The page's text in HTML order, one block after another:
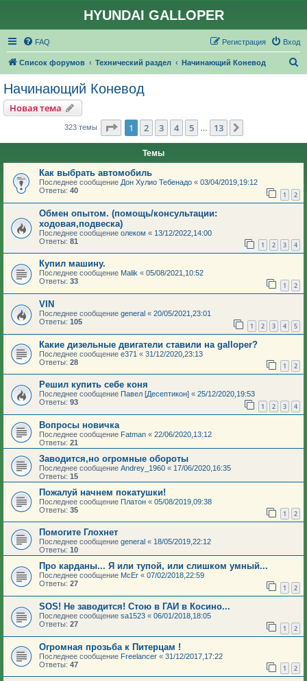
HYUNDAI GALLOPER
FAQ Вход
Регистрация
Список форумов Технический раздел Начинающий Коневод
Начинающий Коневод
Новая тема
323 темы Страница из 13
1 2 3 4 5 13
Темы
Как выбрать автомобиль
Последнее сообщение Дон Хулио Тебенадо « 03/04/2019,19:12
Ответы: 40 1 2
Обмен опытом. (помощь/консультации:
ходовая,подвеска)
Последнее сообщение олеком « 13/12/2022,14:00
Ответы: 81 1 2 3 4
Купил машину.
Последнее сообщение Malik « 05/08/2021,10:52
Ответы: 33 1 2
VIN
Последнее сообщение general « 20/05/2021,23:01
Ответы: 105 1 2 3 4 5
Какие дизельные двигатели ставили на galloper?
Последнее сообщение e371 « 31/12/2020,23:13
Ответы: 28 1 2
Решил купить себе коня
Последнее сообщение Павел [Десептикон] « 25/12/2020,19:53
Ответы: 93 1 2 3 4
Вопросы новичка
Последнее сообщение Fatman « 22/06/2020,13:12
Ответы: 21
Заводится,но огромные обороты
Последнее сообщение Andrey_1960 « 17/06/2020,16:35
Ответы: 15
Пожалуй начнем покатушки!
Последнее сообщение Платон « 05/08/2019,09:38
Ответы: 35 1 2
Помогите Глохнет
Последнее сообщение general « 18/05/2019,22:12
Ответы: 10
Про карданы... Я или тупой, или слишком умный...
Последнее сообщение McEr « 07/02/2018,22:59
Ответы: 27 1 2
SOS! Не заводится! Стою в ГАИ в Косино...
Последнее сообщение sa1523 « 06/01/2018,18:05
Ответы: 27 1 2
Огромная прозьба к Питерцам !
Последнее сообщение Freelancer « 31/12/2017,17:22
Ответы: 47 1 2